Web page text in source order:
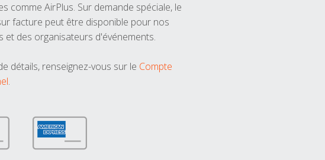
comme AirPlus. Sur demande spéciale, le
facture peut être disponible pour nos
et des organisateurs d'événements.
détails, renseignez-vous sur le Compte
.